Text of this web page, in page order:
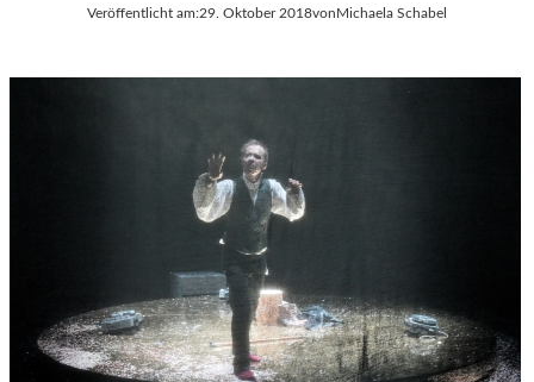
Veröffentlicht am:29. Oktober 2018von Michaela Schabel